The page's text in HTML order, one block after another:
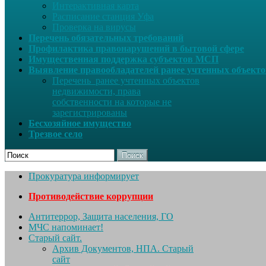
Интерактивная карта
Расписание станция Уфа
Проверка на вирусы
Перечень обязательных требований
Профилактика правонарушений в бытовой сфере
Имущественная поддержка субъектов МСП
Выявление правообладателей ранее учтенных
Перечень ранее учтенных объектов
недвижимости, права
собственности на которые не
зарегистрированы
Бесхозяйное имущество
Трезвое село
Поиск
Прокуратура информирует
Противодействие коррупции
Антитеррор, Защита населения, ГО
МЧС напоминает!
Старый сайт.
Архив Документов, НПА. Старый
сайт